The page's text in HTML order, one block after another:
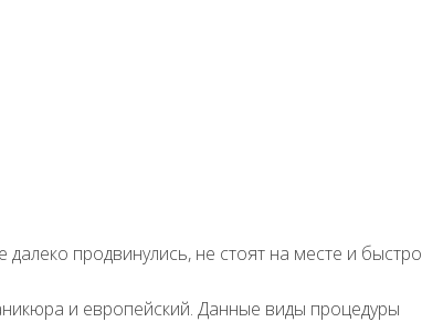
продвинулись, не стоят на месте и быстро
и европейский. Данные виды процедуры